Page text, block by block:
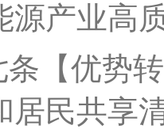
源产业高
条 【优势
居民共享